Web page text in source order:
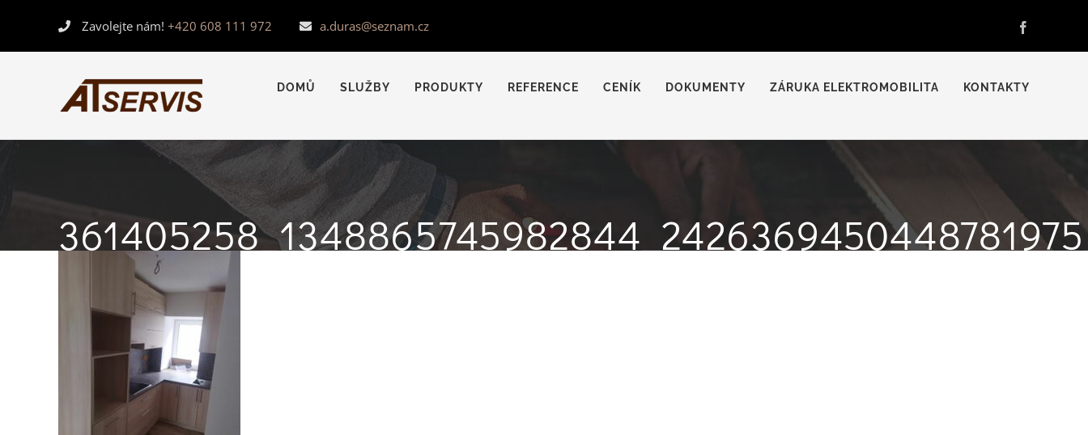
content
Zavolejte nám! +420 608 111 972 a.duras@seznam.cz
DOMŮ SLUŽBY PRODUKTY REFERENCE CENÍK DOKUMENTY ZÁRUKA ELEKTROMOBILITA KONTAKTY